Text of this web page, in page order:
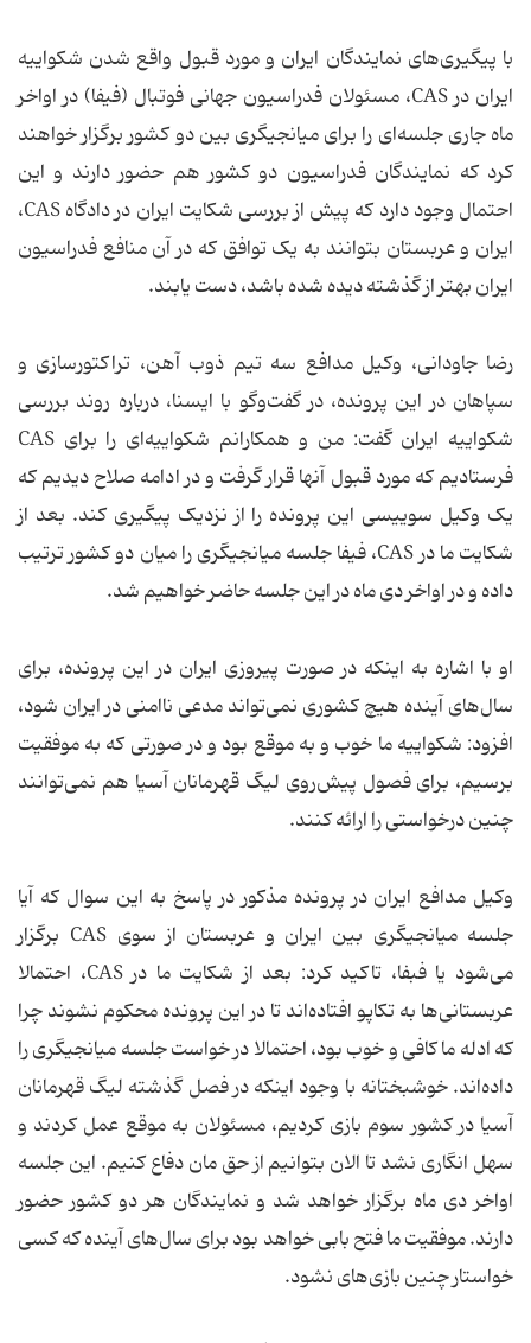
با پیگیری‌های نمایندگان ایران و مورد قبول واقع شدن شکواییه
ایران در CAS، مسئولان فدراسیون جهانی فوتبال (فیفا) در اواخر
ماه جاری جلسه‌ای را برای میانجیگری بین دو کشور برگزار خواهند
کرد که نمایندگان فدراسیون دو کشور هم حضور دارند و این
احتمال وجود دارد که پیش از بررسی شکایت ایران در دادگاه CAS،
ایران و عربستان بتوانند به یک توافق که در آن منافع فدراسیون
ایران بهتر از گذشته دیده شده باشد، دست یابند.
رضا جاودانی، وکیل مدافع سه تیم ذوب آهن، تراکتورسازی و
سپاهان در این پرونده، در گفت‌وگو با ایسنا، درباره روند بررسی
شکواییه ایران گفت: من و همکارانم شکواییه‌ای را برای CAS
فرستادیم که مورد قبول آنها قرار گرفت و در ادامه صلاح دیدیم که
یک وکیل سوییسی این پرونده را از نزدیک پیگیری کند. بعد از
شکایت ما در CAS، فیفا جلسه میانجیگری را میان دو کشور ترتیب
داده و در اواخر دی ماه در این جلسه حاضر خواهیم شد.
او با اشاره به اینکه در صورت پیروزی ایران در این پرونده، برای
سال‌های آینده هیچ کشوری نمی‌تواند مدعی ناامنی در ایران شود،
افزود: شکواییه ما خوب و به موقع بود و در صورتی که به موفقیت
برسیم، برای فصول پیش‌روی لیگ قهرمانان آسیا هم نمی‌توانند
چنین درخواستی را ارائه کنند.
وکیل مدافع ایران در پرونده مذکور در پاسخ به این سوال که آیا
جلسه میانجیگری بین ایران و عربستان از سوی CAS برگزار
می‌شود یا فبفا، تاکید کرد: بعد از شکایت ما در CAS، احتمالا
عربستانی‌ها به تکاپو افتاده‌اند تا در این پرونده محکوم نشوند چرا
که ادله ما کافی و خوب بود، احتمالا در خواست جلسه میانجیگری را
داده‌اند. خوشبختانه با وجود اینکه در فصل گذشته لیگ قهرمانان
آسیا در کشور سوم بازی کردیم، مسئولان به موقع عمل کردند و
سهل انگاری نشد تا الان بتوانیم از حق مان دفاع کنیم. این جلسه
اواخر دی ماه برگزار خواهد شد و نمایندگان هر دو کشور حضور
دارند. موفقیت ما فتح بابی خواهد بود برای سال‌های آینده که کسی
خواستار چنین بازی‌های نشود.